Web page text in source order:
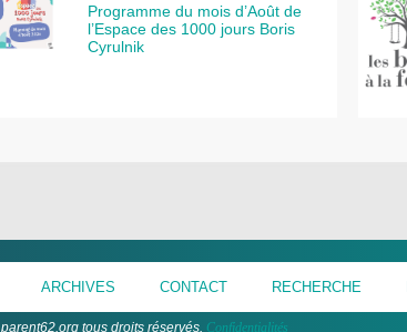
Programme du mois d’Août de
l’Espace des 1000 jours Boris
Cyrulnik
ARCHIVES CONTACT RECHERCHE
parent62.org tous droits réservés. Confidentialités